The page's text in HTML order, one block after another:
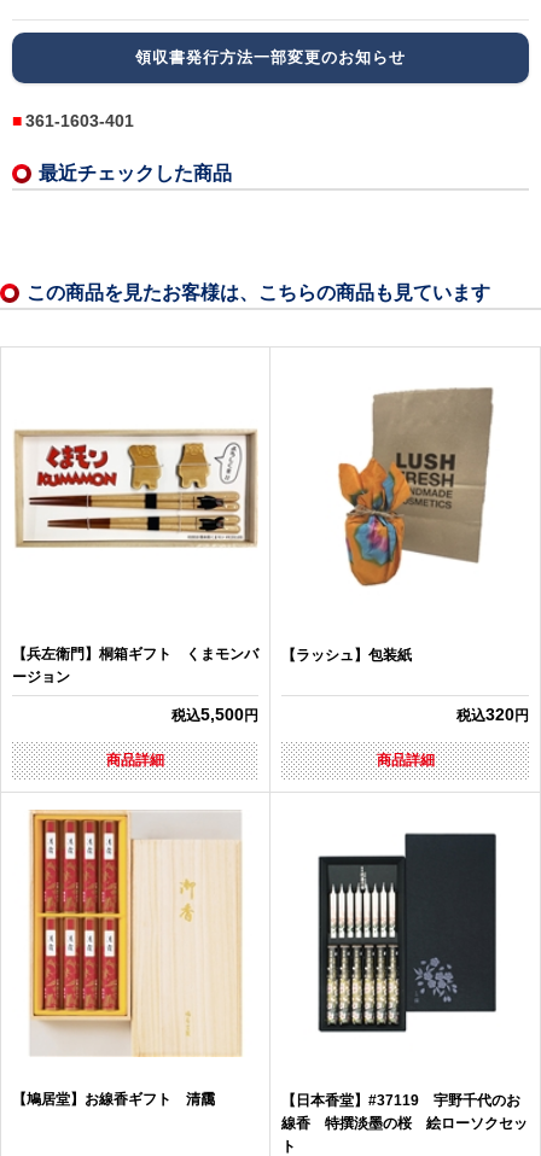
領収書発行方法一部変更のお知らせ
361-1603-401
最近チェックした商品
この商品を見たお客様は、こちらの商品も見ています
【兵左衛門】桐箱ギフト くまモンバ
ージョン
税込5,500円
商品詳細
【ラッシュ】包装紙
税込320円
商品詳細
【鳩居堂】お線香ギフト 清靄
【日本香堂】#37119 宇野千代のお
線香 特撰淡墨の桜 絵ローソクセッ
ト